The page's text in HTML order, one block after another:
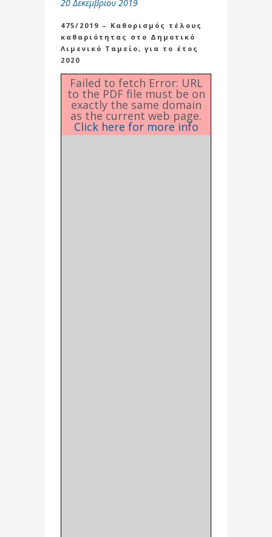
20 Δεκεμβρίου 2019
475/2019 – Καθορισμός τέλους
καθαριότητας στο Δημοτικό
Λιμενικό Ταμείο, για το έτος
2020
Failed to fetch Error: URL
to the PDF file must be on
exactly the same domain
as the current web page.
Click here for more info